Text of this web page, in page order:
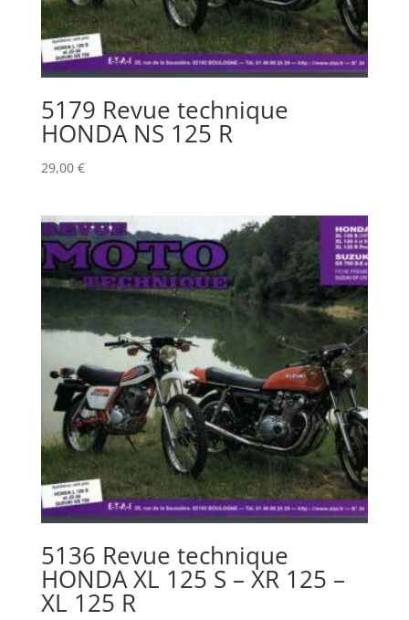
5179 Revue technique
HONDA NS 125 R
29,00 €
5136 Revue technique
HONDA XL 125 S – XR 125 –
XL 125 R